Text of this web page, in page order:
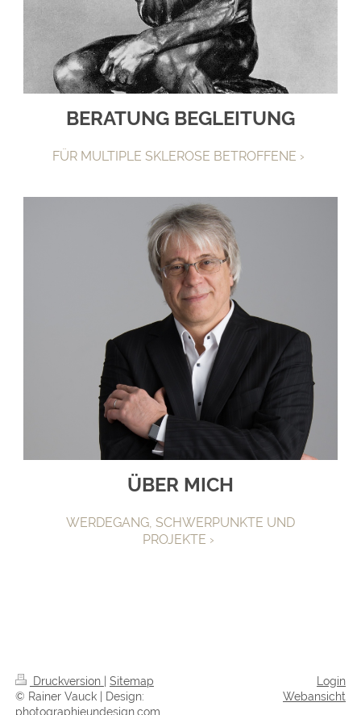
BERATUNG BEGLEITUNG
FÜR MULTIPLE SKLEROSE BETROFFENE
ÜBER MICH
WERDEGANG, SCHWERPUNKTE UND
PROJEKTE
Druckversion
Sitemap
© Rainer Vauck | Design:
photographieundesign.com
Login
Webansicht